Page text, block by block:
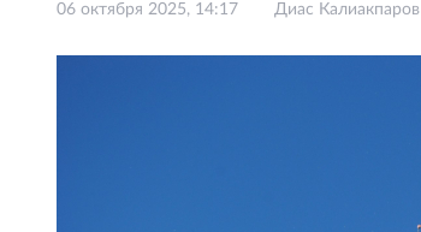
06 октября 2025, 14:17 Диас Калиакпаров